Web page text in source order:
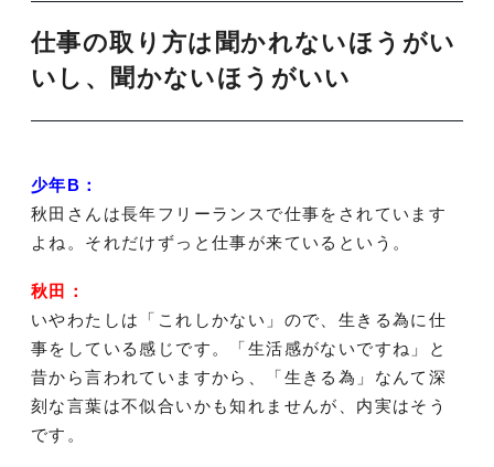
仕事の取り方は聞かれないほうがい
いし、聞かないほうがいい
少年B：
秋田さんは長年フリーランスで仕事をされています
よね。それだけずっと仕事が来ているという。
秋田：
いやわたしは「これしかない」ので、生きる為に仕
事をしている感じです。「生活感がないですね」と
昔から言われていますから、「生きる為」なんて深
刻な言葉は不似合いかも知れませんが、内実はそう
です。